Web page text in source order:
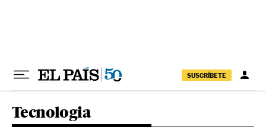
SUSCRÍBETE
Tecnologia